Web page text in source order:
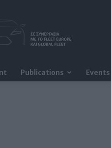
Publications